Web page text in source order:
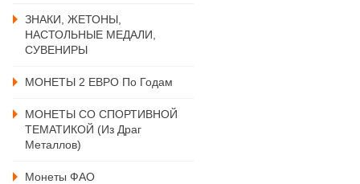
ЗНАКИ, ЖЕТОНЫ,
НАСТОЛЬНЫЕ МЕДАЛИ,
СУВЕНИРЫ
МОНЕТЫ 2 ЕВРО По Годам
МОНЕТЫ СО СПОРТИВНОЙ
ТЕМАТИКОЙ (из Драг
Металлов)
Монеты ФАО